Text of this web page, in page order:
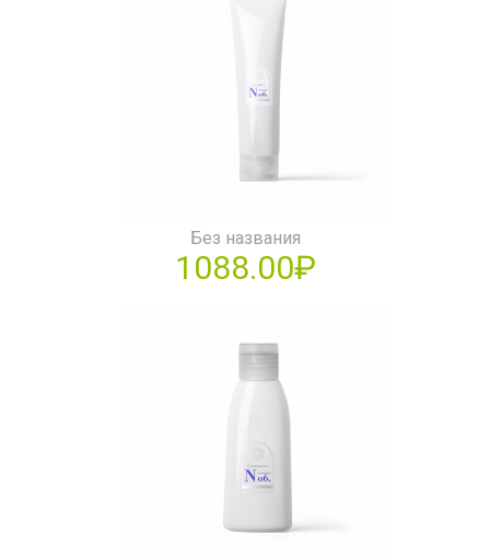
Без названия
1088.00₽